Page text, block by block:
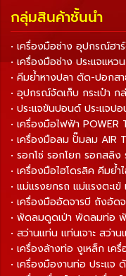
กลุ่มสินค้าชั้นนำ
• เครื่องมือช่าง อุปกรณ์ฮา
• เครื่องมือช่าง ประแจแห
• คีมย้ำหางปลา ตัด-ปอกส
• อุปกรณ์จัดเก็บ กระเป๋า
• ประแจขันปอนด์ ประแจป
• เครื่องมือไฟฟ้า POWER
• เครื่องมือลม ปั๊มลม AIR
• รอกโซ่ รอกโยก รอกสลิง
• เครื่องมือไฮโดรลิค คีมย้
• แม่แรงยกรถ แม่แรงตะเข้
• เครื่องมืออัดจารบี ถังอัด
• พัดลมดูดเป่า พัดลมท่อ
• สว่านแท่น แท่นเจาะ สว่า
• เครื่องล้างท่อ งูเหล็ก เ
• เครื่องมืองานท่อ ประแ